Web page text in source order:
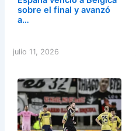
sobre el final y avanzó
a…
julio 11, 2026